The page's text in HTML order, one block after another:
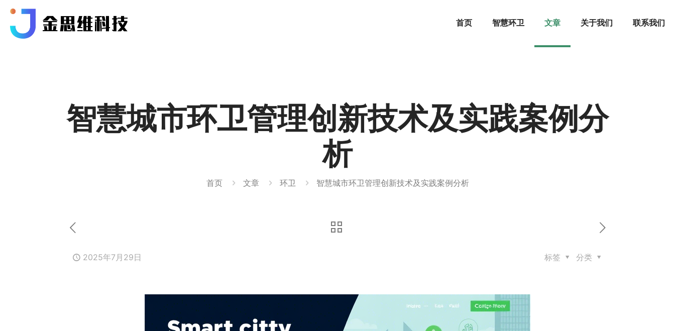
首页 智慧环卫 文章 关于我们 联系我们
智慧城市环卫管理创新技术及实践案例分
析
首页 文章 环卫 智慧城市环卫管理创新技术及实践案例分析
2025年7月29日 分类
标签